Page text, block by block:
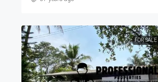
FOR SALE